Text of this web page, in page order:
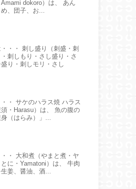
dokoro）は、 あん
、団子、お...
・・ 刺し盛り（刺盛・刺
刺しもり・さし盛り・さ
り・刺しモリ・さし
・ サケのハラス焼 ハラス
須・Harasu）は、 魚の腹の
（はらみ）」...
・ 大和煮（やまと煮・ヤ
に・Yamatoni）は、 牛肉
姜、醤油、酒...